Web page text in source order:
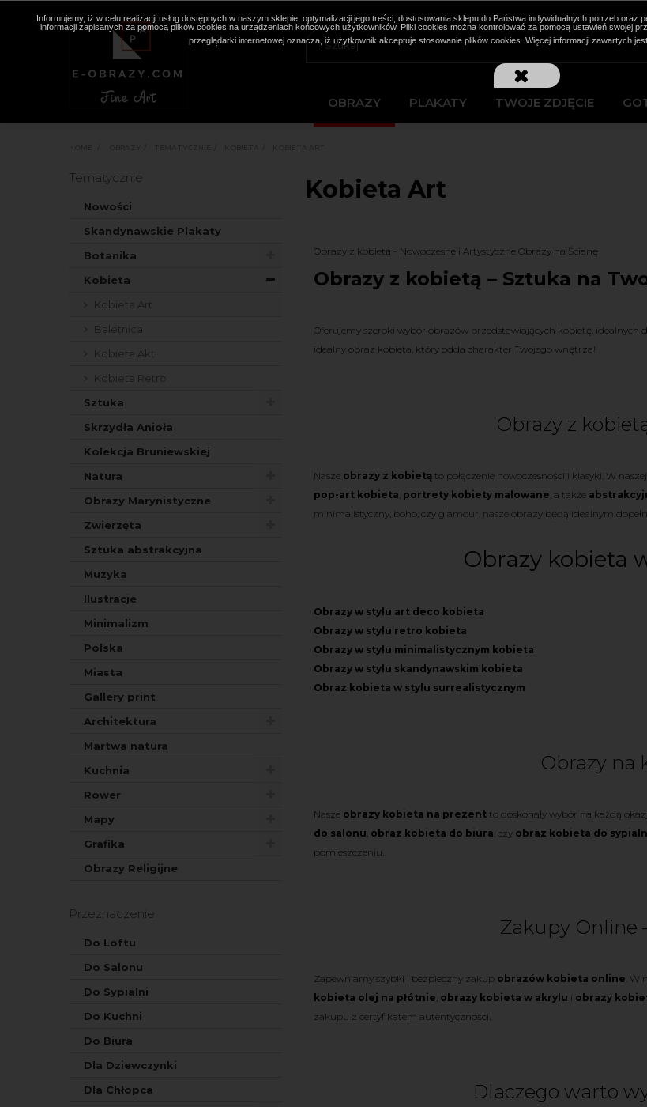
OBRAZY PLAKATY TWOJE ZDJĘCIE
Tematycznie
Nowości
Skandynawskie Plakaty
Botanika
Kobieta
Kobieta Art
Baletnica
Kobieta Akt
Kobieta Retro
Sztuka
Skrzydła Anioła
Kolekcja Bruniewskiej
Natura
Obrazy Marynistyczne
Zwierzęta
Sztuka abstrakcyjna
Muzyka
Ilustracje
Minimalizm
Polska
Miasta
Gallery print
Architektura
Martwa natura
Kuchnia
Rower
Mapy
Grafika
Obrazy Religijne
Przeznaczenie
Do Loftu
Do Salonu
Do Sypialni
Do Kuchni
Do Biura
Dla Dziewczynki
Dla Chłopca
Kobieta Art
Obrazy z kobietą - Nowoczesne i Artystyczne Obrazy na Ścianę
Obrazy z kobietą – Sztuka na
Oferujemy szeroki wybór obrazów przedstawiających kobietę,
idealny obraz kobieta, który odda charakter Twojego wnętrza!
Obrazy z
Nasze obrazy z kobietą to połączenie nowoczesności i klasyki. W
pop-art kobieta, portrety kobiety malowane, a także
minimalistyczny, boho, czy glamour, nasze obrazy będą idealnym
Obrazy kobieta
Obrazy w stylu art deco kobieta
Obrazy w stylu retro kobieta
Obrazy w stylu minimalistycznym kobieta
Obrazy w stylu skandynawskim kobieta
Obraz kobieta w stylu surrealistycznym
Obrazy na
Nasze obrazy kobieta na prezent to doskonały wybór na każdą
do salonu, obraz kobieta do biura, czy obraz kobieta do
pomieszczeniu.
Zakupy Online
Zapewniamy szybki i bezpieczny zakup obrazów kobieta online. W
kobieta olej na płótnie, obrazy kobieta w akrylu i obrazy
zakupu z certyfikatem autentyczności.
Dlaczego warto
Informujemy, iż w celu realizacji usług dostępnych w naszym sklepie, optymalizacji jego treści, dostosowania sklepu do Państwa indywidualnych potrzeb
informacji zapisanych za pomocą plików cookies na urządzeniach końcowych użytkowników. Pliki cookies można kontrolować za pomocą ustawień swojej
przeglądarki internetowej oznacza, iż użytkownik akceptuje stosowanie plików cookies. Więcej informacji zawartych